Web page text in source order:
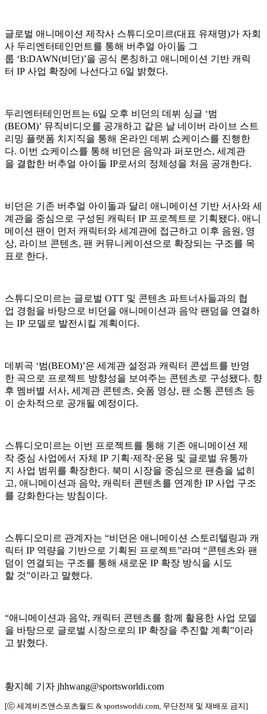
글로벌 애니메이션 제작사 스튜디오미르(대표 유재명)가 자회
사 두리엔터테인먼트를 통해 버추얼 아이돌 그
룹 ‘B:DAWN(비던)’을 공식 론칭하고 애니메이션 기반 캐릭
터 IP 사업 확장에 나선다고 6일 밝혔다.
두리엔터테인먼트는 6일 오후 비던의 데뷔 싱글 ‘범
(BEOM)’ 뮤직비디오를 공개하고 같은 날 네이버 라이브 스트
리밍 플랫폼 치지직을 통해 온라인 데뷔 쇼케이스를 진행한
다. 이번 쇼케이스를 통해 비던은 음악과 퍼포먼스, 세계관
을 결합한 버추얼 아이돌 IP로서의 정체성을 처음 공개한다.
비던은 기존 버추얼 아이돌과 달리 애니메이션 기반 서사와 세
계관을 중심으로 구성된 캐릭터 IP 프로젝트로 기획됐다. 애니
메이션 팬이 먼저 캐릭터와 세계관에 접근하고 이후 음원, 영
상, 라이브 콘텐츠, 팬 커뮤니케이션으로 확장되는 구조를 목
표로 한다.
스튜디오미르는 글로벌 OTT 및 콘텐츠 파트너사들과의 협
업 경험을 바탕으로 비던을 애니메이션과 음악 팬덤을 연결하
는 IP 모델로 발전시킬 계획이다.
데뷔곡 ‘범(BEOM)’은 세계관 설정과 캐릭터 콘셉트를 반영
한 곡으로 프로젝트 방향성을 보여주는 콘텐츠로 구성됐다. 향
후 멤버별 서사, 세계관 콘텐츠, 숏폼 영상, 팬 소통 콘텐츠 등
이 순차적으로 공개될 예정이다.
스튜디오미르는 이번 프로젝트를 통해 기존 애니메이션 제
작 중심 사업에서 자체 IP 기획·제작·운용 및 글로벌 유통까
지 사업 범위를 확장한다. 북미 시장을 중심으로 팬층을 넓히
고, 애니메이션과 음악, 캐릭터 콘텐츠를 연계한 IP 사업 구조
를 강화한다는 방침이다.
스튜디오미르 관계자는 “비던은 애니메이션 스토리텔링과 캐
릭터 IP 역량을 기반으로 기획된 프로젝트”라며 “콘텐츠와 팬
덤이 연결되는 구조를 통해 새로운 IP 확장 방식을 시도
할 것”이라고 말했다.
“애니메이션과 음악, 캐릭터 콘텐츠를 함께 활용한 사업 모델
을 바탕으로 글로벌 시장으로의 IP 확장을 추진할 계획”이라
고 밝혔다.
황지혜 기자 jhhwang@sportsworldi.com
[ⓒ 세계비즈앤스포츠월드 & sportsworldi.com, 무단전재 및 재배포 금지]